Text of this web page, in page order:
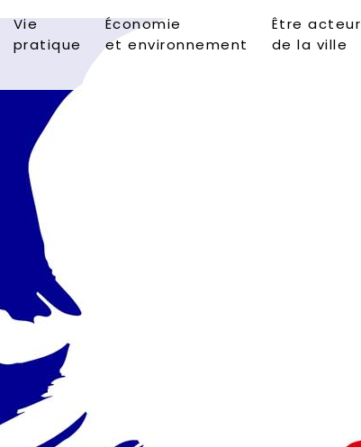
Vie
pratique
Économie
et environnement
Être acteur
de la ville